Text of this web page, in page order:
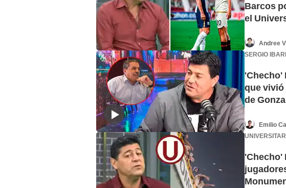
Barcos
el
Andree
SERGIO
'Checho'
que
de
Emilio
'Checho'